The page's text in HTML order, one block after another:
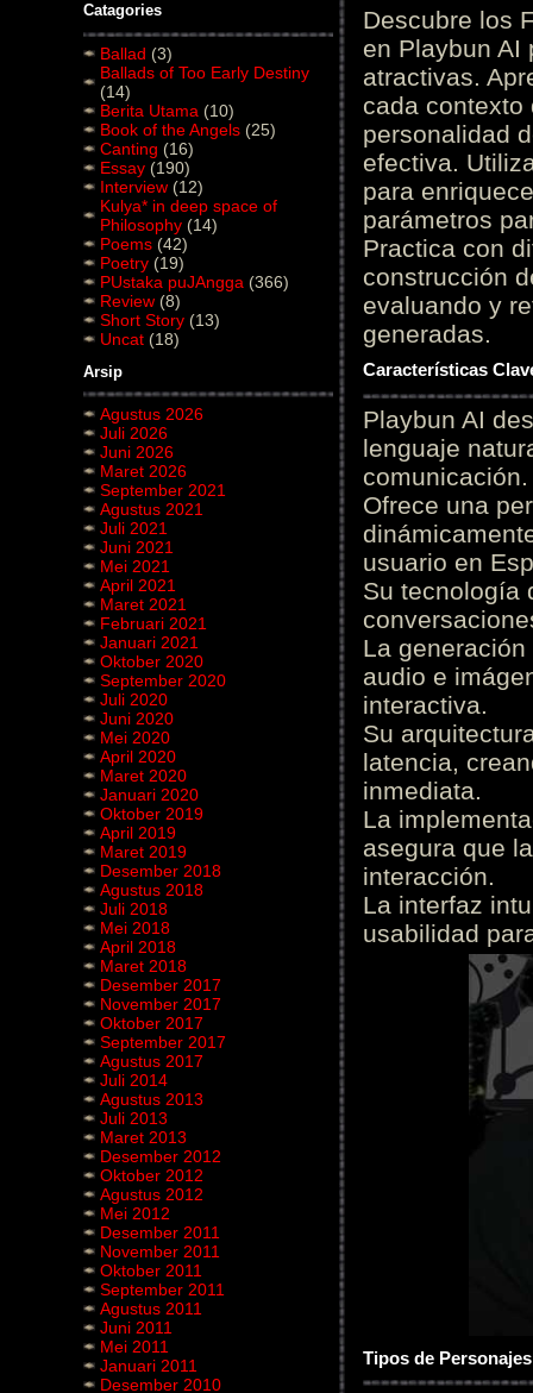
Catagories
Ballad (3)
Ballads of Too Early Destiny
(14)
Berita Utama (10)
Book of the Angels (25)
Canting (16)
Essay (190)
Interview (12)
Kulya* in deep space of
Philosophy (14)
Poems (42)
Poetry (19)
PUstaka puJAngga (366)
Review (8)
Short Story (13)
Uncat (18)
Arsip
Agustus 2026
Juli 2026
Juni 2026
Maret 2026
September 2021
Agustus 2021
Juli 2021
Juni 2021
Mei 2021
April 2021
Maret 2021
Februari 2021
Januari 2021
Oktober 2020
September 2020
Juli 2020
Juni 2020
Mei 2020
April 2020
Maret 2020
Januari 2020
Oktober 2019
April 2019
Maret 2019
Desember 2018
Agustus 2018
Juli 2018
Mei 2018
April 2018
Maret 2018
Desember 2017
November 2017
Oktober 2017
September 2017
Agustus 2017
Juli 2014
Agustus 2013
Juli 2013
Maret 2013
Desember 2012
Oktober 2012
Agustus 2012
Mei 2012
Desember 2011
November 2011
Oktober 2011
September 2011
Agustus 2011
Juni 2011
Mei 2011
Januari 2011
Desember 2010
Descubre los
en Playbun AI
atractivas.
cada contexto
personalidad
efectiva.
para
parámetros
Practica con
construcción
evaluando y
generadas.
Características
Playbun AI
lenguaje
comunicación.
Ofrece una
usuario en
Su tecnología
La
audio e
interactiva.
Su
latencia,
inmediata.
La
asegura que
interacción.
La interfaz
usabilidad
Tipos de